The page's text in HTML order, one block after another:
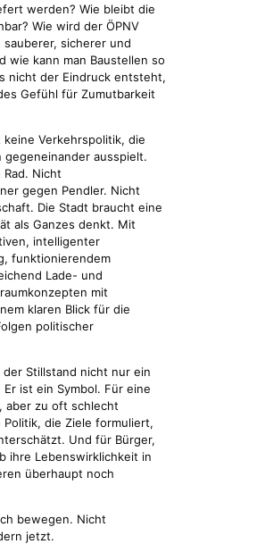
werden? Wie bleibt die
Wie wird der ÖPNV
sicherer und
wie kann man Baustellen so
nicht der Eindruck entsteht,
Gefühl für Zumutbarkeit
Verkehrspolitik, die
gegeneinander ausspielt.
Nicht
gegen Pendler. Nicht
Die Stadt braucht eine
als Ganzes denkt. Mit
intelligenter
funktionierendem
Lade- und
mit
klaren Blick für die
politischer
der Stillstand nicht nur ein
ist ein Symbol. Für eine
aber zu oft schlecht
die Ziele formuliert,
Und für Bürger,
ihre Lebenswirklichkeit in
überhaupt noch
bewegen. Nicht
jetzt.